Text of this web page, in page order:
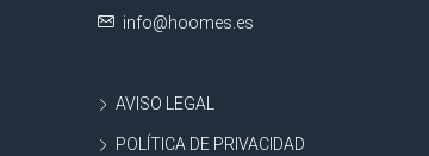
info@hoomes.es
AVISO LEGAL
POLÍTICA DE PRIVACIDAD